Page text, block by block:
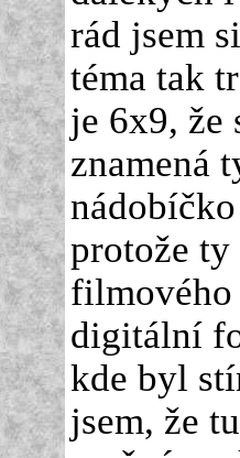
rád jsem
téma tak
je 6x9, že
znamená
protože
filmového
digitální
kde byl
jsem, že